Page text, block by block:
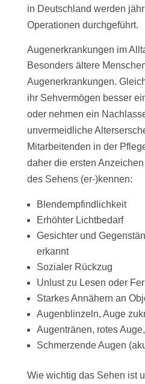
in Deutschland werden
Operationen durchgeführt.
Augenerkrankungen im
Besonders ältere
Augenerkrankungen.
ihr Sehvermögen besser
oder nehmen ein
unvermeidliche
Mitarbeitenden in der
daher die ersten
des Sehens (er-)kennen:
Blendempfindlichkeit
Erhöhter Lichtbedarf
Gesichter und
erkannt
Sozialer Rückzug
Unlust zu Lesen oder
Starkes Annähern an
Augenblinzeln, Auge
Augentränen, rotes
Schmerzende Augen
Wie wichtig das Sehen ist